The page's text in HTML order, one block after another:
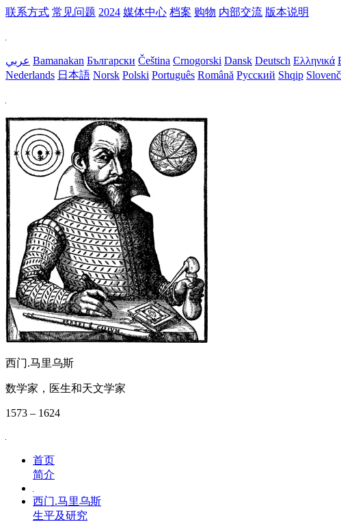
联系方式 常见问题 2024 媒体中心 档案 购物 内部交流 版本说明
عربي Bamanakan Български Čeština Crnogorski Dansk Deutsch Ελληνικά
Nederlands 日本語 Norsk Polski Português Română Русский Shqip
西门.马里乌斯
数学家，医生和天文学家
1573 – 1624
首页
简介
西门.马里乌斯
生平及研究